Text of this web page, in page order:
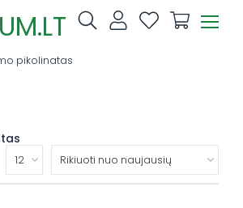
pikolinatas